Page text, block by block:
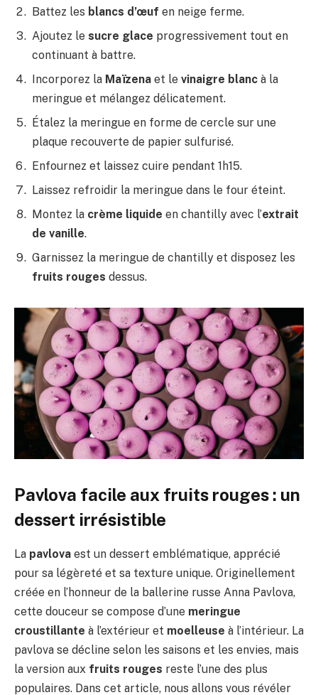
Battez les blancs d’œuf en neige ferme.
Ajoutez le sucre glace progressivement tout en
continuant à battre.
Incorporez la Maïzena et le vinaigre blanc à la
meringue et mélangez délicatement.
Étalez la meringue en forme de cercle sur une
plaque recouverte de papier sulfurisé.
Enfournez et laissez cuire pendant 1h15.
Laissez refroidir la meringue dans le four éteint.
Montez la crème liquide en chantilly avec l’extrait
de vanille.
Garnissez la meringue de chantilly et disposez les
fruits rouges dessus.
Pavlova facile aux fruits rouges : un
dessert irrésistible
La pavlova est un dessert emblématique, apprécié
pour sa légèreté et sa texture unique. Originellement
créée en l’honneur de la ballerine russe Anna Pavlova,
cette douceur se compose d’une meringue
croustillante à l’extérieur et moelleuse à l’intérieur. La
pavlova se décline selon les saisons et les envies, mais
la version aux fruits rouges reste l’une des plus
populaires. Dans cet article, nous allons vous révéler